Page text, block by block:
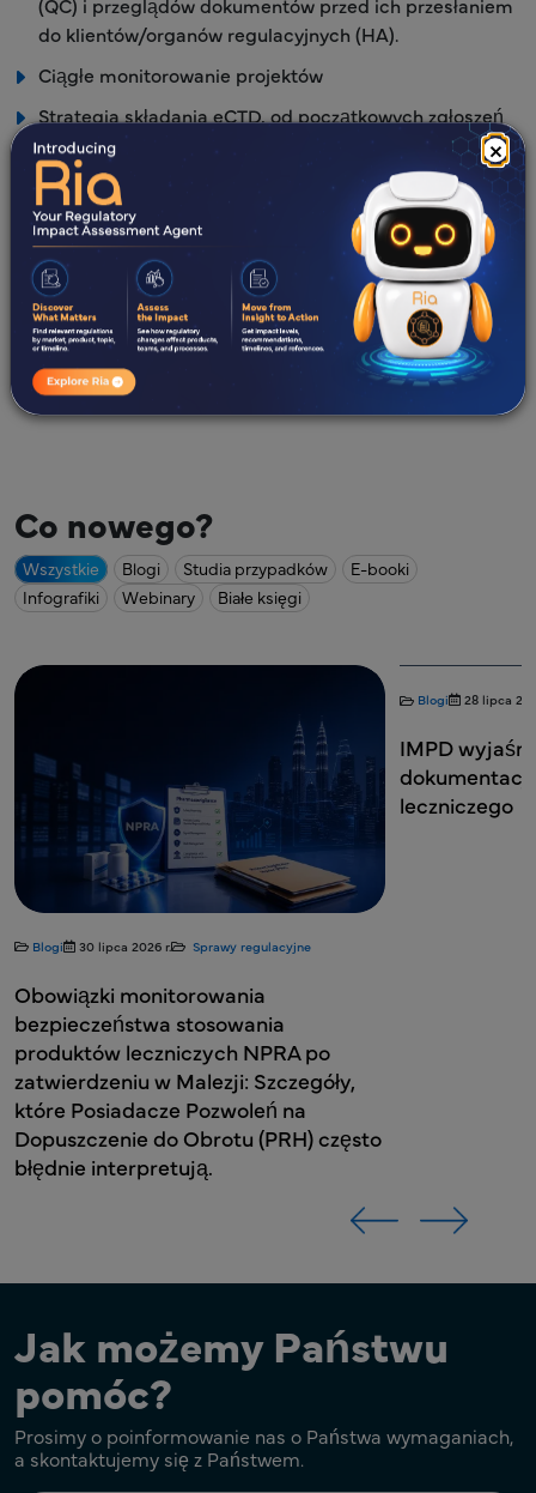
×
do klientów/organów regulacyjnych (HA).
Ciągłe monitorowanie projektów
Strategia składania eCTD, od początkowych zgłoszeń
po zarządzanie cyklem życia produktu, zgodna z
wymaganiami organu regulacyjnego dotyczącymi
składania ANDA
Tworzenie szczegółowego narzędzia do śledzenia
wszystkich zmian wprowadzonych przez cały cykl życia
publikacji
Freyr SUBMIT PRO - Narzędzie do publikowania i
składania dokumentacji regulacyjnej
Co nowego?
Wszystkie Blogi Studia przypadków
E-booki
Infografiki
Webinary Białe księgi
Blogi 30 lipca 2026 r. Sprawy regulacyjne
Obowiązki monitorowania
bezpieczeństwa stosowania
produktów leczniczych NPRA po
zatwierdzeniu w Malezji: Szczegóły,
które Posiadacze Pozwoleń na
Dopuszczenie do Obrotu (PRH) często
błędnie interpretują.
Blogi 28 lipca
IMPD
leczniczego
Jak możemy Państwu
pomóc?
Prosimy o poinformowanie nas o Państwa wymaganiach,
a skontaktujemy się z Państwem.